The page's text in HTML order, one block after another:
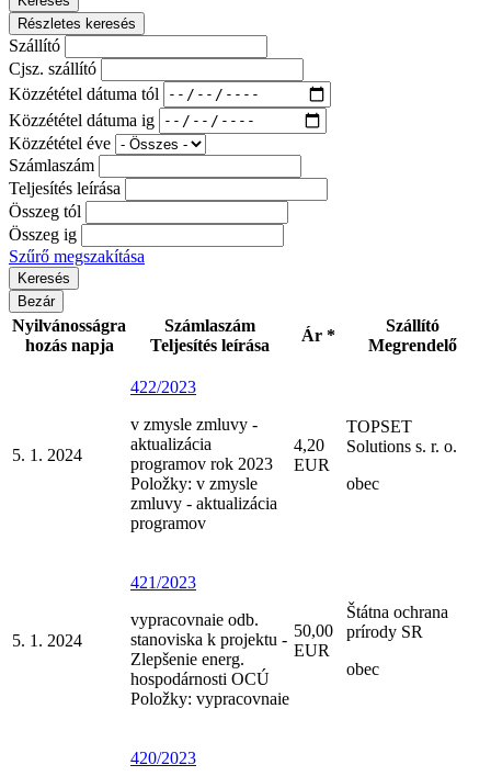
Részletes keresés
Szállító
Cjsz. szállító
Közzététel dátuma tól
Közzététel dátuma ig
Közzététel éve
Számlaszám
Teljesítés leírása
Összeg tól
Összeg ig
Szűrő megszakítása
Bezár
Nyilvánosságra
hozás napja
Számlaszám
Teljesítés leírása
Ár *
Szállító
Megrendelő
5. 1. 2024
422/2023
v zmysle zmluvy -
aktualizácia
programov rok 2023
Položky: v zmysle
zmluvy - aktualizácia
programov
4,20
EUR
TOPSET
Solutions s. r. o.
obec
5. 1. 2024
421/2023
vypracovnaie odb.
stanoviska k projektu -
Zlepšenie energ.
hospodárnosti OCÚ
Položky: vypracovnaie
50,00
EUR
Štátna ochrana
prírody SR
obec
420/2023